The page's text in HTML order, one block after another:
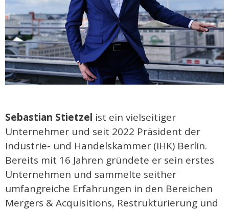
Sebastian Stietzel ist ein vielseitiger
Unternehmer und seit 2022 Präsident der
Industrie- und Handelskammer (IHK) Berlin.
Bereits mit 16 Jahren gründete er sein erstes
Unternehmen und sammelte seither
umfangreiche Erfahrungen in den Bereichen
Mergers & Acquisitions, Restrukturierung und